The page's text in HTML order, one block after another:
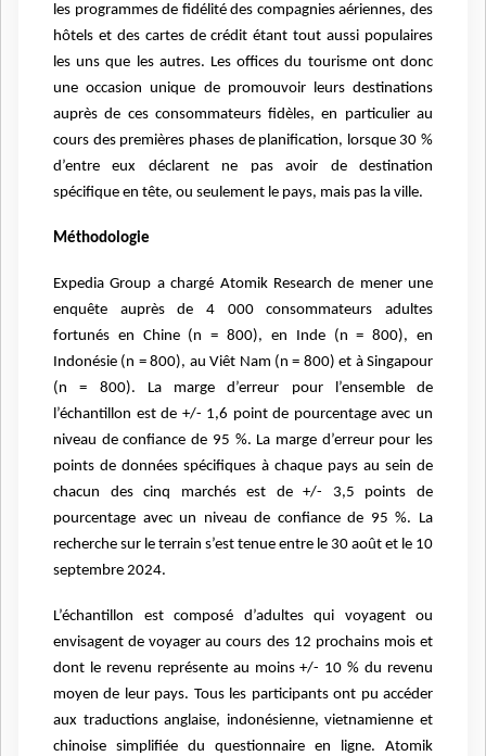
les programmes de fidélité des compagnies aériennes, des
hôtels et des cartes de crédit étant tout aussi populaires
les uns que les autres. Les offices du tourisme ont donc
uneoccasion unique de promouvoir leurs destinations
auprès de ces consommateurs fidèles, en particulier au
cours des premières phases de planification, lorsque 30 %
d’entre eux déclarent ne pas avoir de destination
spécifique en tête, ou seulement le pays, mais pas la ville.
Méthodologie
Expedia Group a chargé Atomik Research de mener une
enquête auprès de 4 000 consommateurs adultes
fortunés en Chine (n = 800), en Inde (n = 800), en
Indonésie (n = 800), au Viêt Nam (n = 800) et à Singapour
(n = 800). La marge d’erreur pour
l’ensemble de
l’échantillon est de +/- 1,6 point de pourcentage avec un
niveau de confiance de 95 %. La marge d’erreur pour les
points de données spécifiques à chaque pays au sein de
chacun des cinq marchés est de +/- 3,5 points de
pourcentage avec un niveau de confiance de 95 %. La
recherche sur le terrain s’est tenue entre le 30 août et le 10
septembre 2024.
L’échantillon est composé d’adultes qui voyagent ou
envisagent de voyager au cours des 12 prochains mois et
dont le revenu représente au moins +/- 10 % du revenu
moyen de leur pays. Tous les participants ont pu accéder
aux traductions anglaise, indonésienne, vietnamienne et
chinoise simplifiée du questionnaire en ligne. Atomik